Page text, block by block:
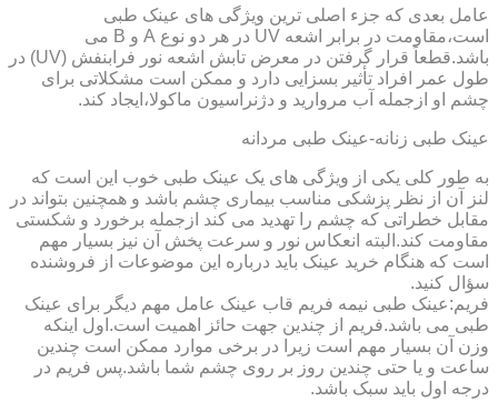
عامل بعدی که جزء اصلی ترین ویژگی های عینک طبی
است،مقاومت در برابر اشعه UV در هر دو نوع A و B می
باشد.قطعاً قرار گرفتن در معرض تابش اشعه نور فرابنفش (UV) در
طول عمر افراد تأثیر بسزایی دارد و ممکن است مشکلاتی برای
چشم او ازجمله آب مروارید و دژنراسیون ماکولا،ایجاد کند.
عینک طبی زنانه-عینک طبی مردانه
به طور کلی یکی از ویژگی های یک عینک طبی خوب این است که
لنز آن از نظر پزشکی مناسب بیماری چشم باشد و همچنین بتواند در
مقابل خطراتی که چشم را تهدید می کند ازجمله برخورد و شکستی
مقاومت کند.البته انعکاس نور و سرعت پخش آن نیز بسیار مهم
است که هنگام خرید عینک باید درباره این موضوعات از فروشنده
سؤال کنید.
فریم:عینک طبی نیمه فریم قاب عینک عامل مهم دیگر برای عینک
طبی می باشد.فریم از چندین جهت حائز اهمیت است.اول اینکه
وزن آن بسیار مهم است زیرا در برخی موارد ممکن است چندین
ساعت و یا حتی چندین روز بر روی چشم شما باشد.پس فریم در
درجه اول باید سبک باشد.